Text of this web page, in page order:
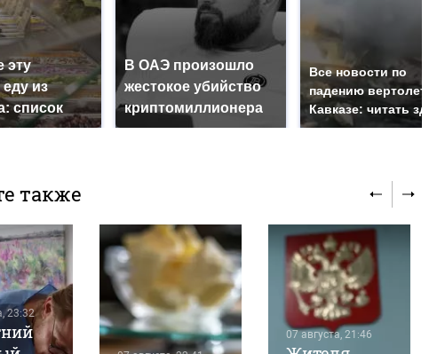
эту
из
список
В ОАЭ произошло
жестокое убийство
криптомиллионера
Все новости по
падению вертолета на
Кавказе: читать здесь
также
23:32
07 августа, 21:46